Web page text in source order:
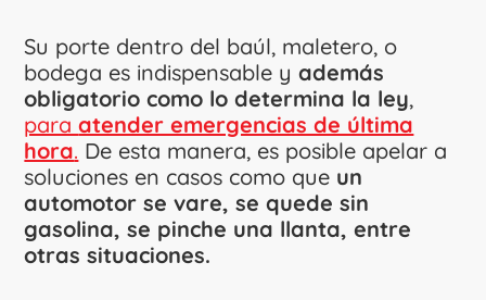
Su porte dentro del baúl, maletero, o
bodega es indispensable yademás
obligatorio como lo determina la ley,
paraatender emergencias de última
hora. De esta manera, es posible apelar a
soluciones en casos como que un
automotor se vare, se quede sin
gasolina, se pinche una llanta, entre
otras situaciones.